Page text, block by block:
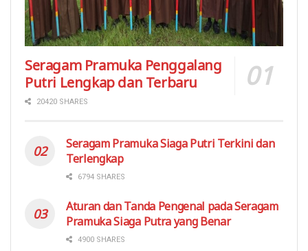
Seragam Pramuka Penggalang
Putri Lengkap dan Terbaru
20420 SHARES
Seragam Pramuka Siaga Putri Terkini dan
Terlengkap
6794 SHARES
Aturan dan Tanda Pengenal pada Seragam
Pramuka Siaga Putra yang Benar
4900 SHARES